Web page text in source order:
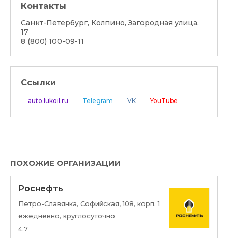
Контакты
Санкт-Петербург, Колпино, Загородная улица,
17
8 (800) 100-09-11
Ссылки
auto.lukoil.ru Telegram VK YouTube
ПОХОЖИЕ ОРГАНИЗАЦИИ
Роснефть
Петро-Славянка, Софийская, 108, корп. 1
ежедневно, круглосуточно
4.7